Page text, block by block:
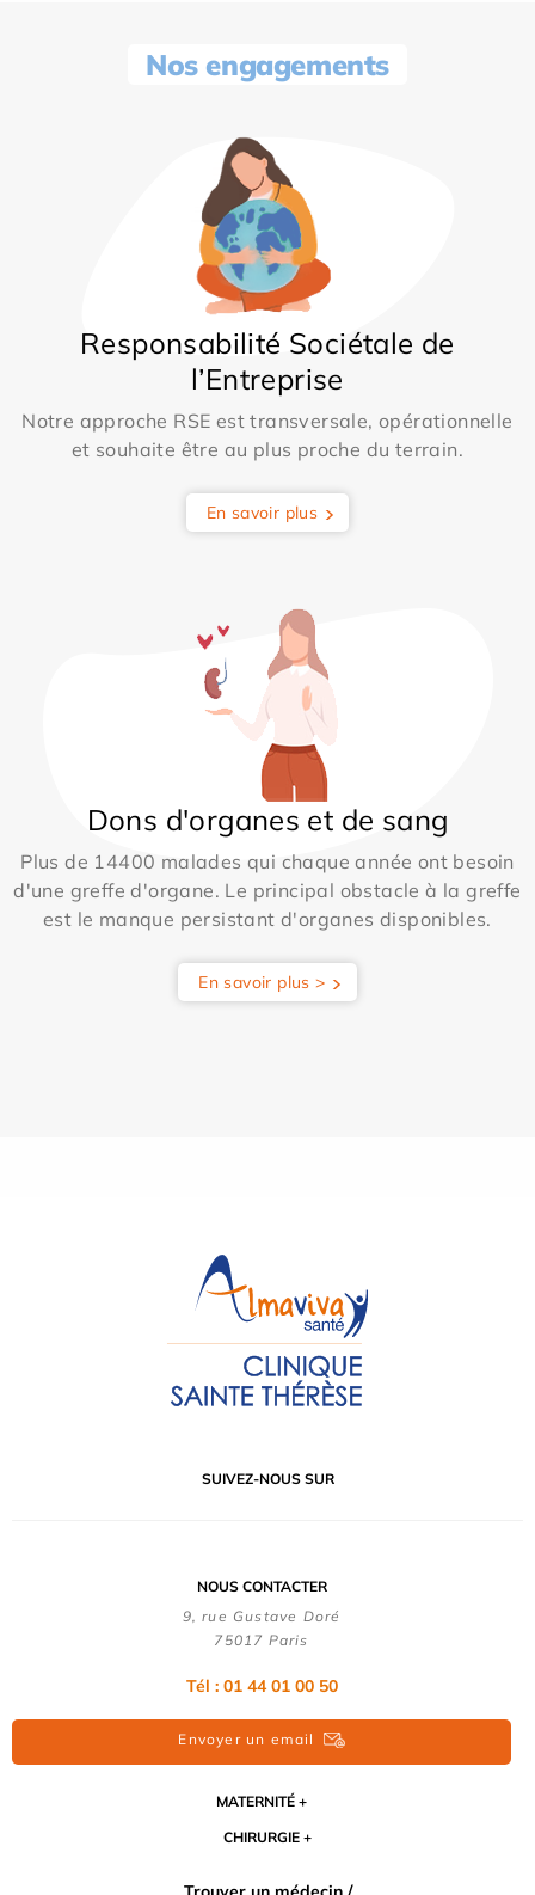
Nos engagements
Responsabilité Sociétale de
l’Entreprise
Notre approche RSE est transversale, opérationnelle
et souhaite être au plus proche du terrain.
En savoir plus
Dons d'organes et de sang
Plus de 14400 malades qui chaque année ont besoin
d'une greffe d'organe. Le principal obstacle à la greffe
est le manque persistant d'organes disponibles.
En savoir plus >
SUIVEZ-NOUS SUR
NOUS CONTACTER
9, rue Gustave Doré
75017 Paris
Tél : 01 44 01 00 50
Envoyer un email
MATERNITÉ
CHIRURGIE